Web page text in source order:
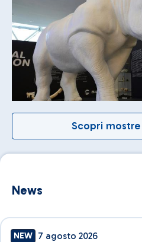
Scopri
News
NEW 7 agosto 2026